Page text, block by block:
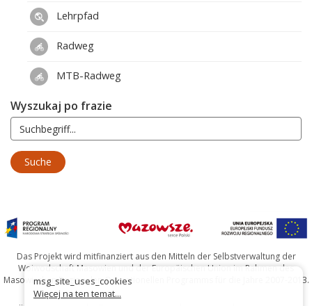
Lehrpfad
Radweg
MTB-Radweg
Wyszukaj po frazie
Das Projekt wird mitfinanziert aus den Mitteln der Selbstverwaltung der
Woiwodschaft Masowien und der Europäischen Union im Rahmen des
Masowischen Regionalen Operationellen Programms für die Jahre 2007-2013.
msg_site_uses_cookies
Więcej na ten temat...